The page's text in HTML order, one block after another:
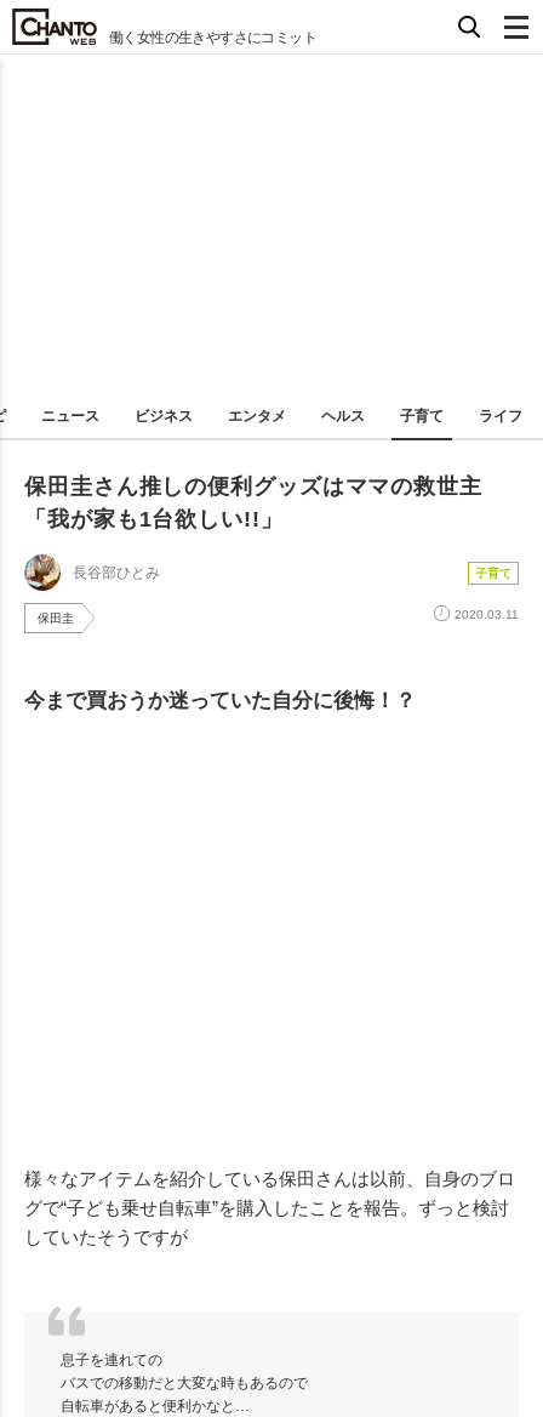
働く女性の生きやすさにコミット
ニュース ビジネス エンタメ ヘルス 子育て ライフ
保田圭さん推しの便利グッズはママの救世主
「我が家も1台欲しい!!」
長谷部ひとみ 子育て
保田圭 2020.03.11
今まで買おうか迷っていた自分に後悔！？
様々なアイテムを紹介している保田さんは以前、自身のブロ
グで“子ども乗せ自転車”を購入したことを報告。ずっと検討
していたそうですが
息子を連れての
バスでの移動だと大変な時もあるので
自転車があると便利かなと…